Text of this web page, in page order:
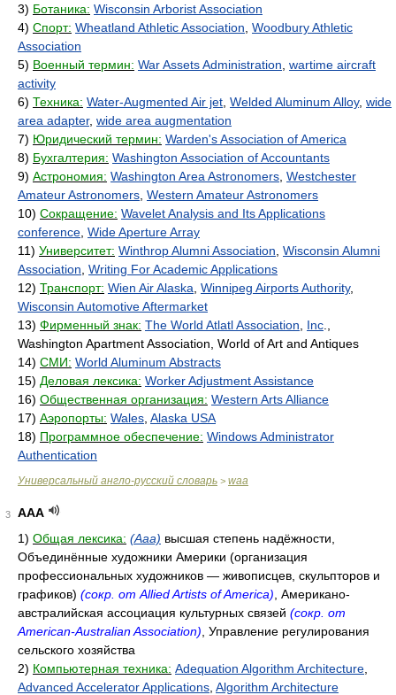
3) Ботаника: Wisconsin Arborist Association
4) Спорт: Wheatland Athletic Association Woodbury Athletic
Association
5) Военный термин: War Assets Administration wartime aircraft
activity
6) Техника: Water-Augmented Air jet Welded Aluminum Alloy, wide
area adapter, wide area augmentation
7) Юридический термин: Warden's Association of America
8) Бухгалтерия: Washington Association of Accountants
9) Астрономия: Washington Area Astronomers Westchester
Amateur Astronomers Western Amateur Astronomers
10) Сокращение: Wavelet Analysis and Its Applications
conference Wide Aperture Array
11) Университет: Winthrop Alumni Association Wisconsin Alumni
Association Writing For Academic Applications
12) Транспорт: Wien Air Alaska Winnipeg Airports Authority,
Wisconsin Automotive Aftermarket
13) Фирменный знак: The World Atlatl Association Inc
Washington Apartment Association, World of Art and Antiques
14) СМИ: World Aluminum Abstracts
15) Деловая лексика: Worker Adjustment Assistance
16) Общественная организация: Western Arts Alliance
17) Аэропорты: Wales Alaska USA
18) Программное обеспечение: Windows Administrator
Authentication
Универсальный англо-русский словарь > waa
3
AAA
1) Общая лексика: (Aaa) высшая степень надёжности,
Объединённые художники Америки (организация
профессиональных художников — живописцев, скульпторов и
графиков) (сокр. от Allied Artists of America) , Американо-
австралийская ассоциация культурных связей (сокр. от
American-Australian Association) , Управление регулирования
сельского хозяйства
2) Компьютерная техника: Adequation Algorithm Architecture
Advanced Accelerator Applications Algorithm Architecture